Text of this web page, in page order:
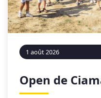
1 août 2026
Open de